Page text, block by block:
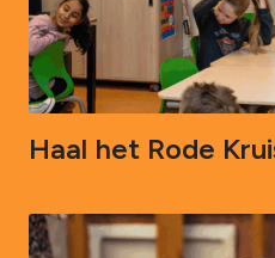
Haal het Rode